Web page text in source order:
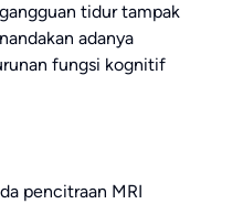
tidur tampak
adanya
fungsi kognitif
pencitraan MRI